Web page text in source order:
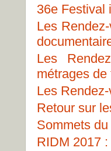
36e Festival
Les
Les
métrages de
Les
Retour sur
Sommets
RIDM 2017